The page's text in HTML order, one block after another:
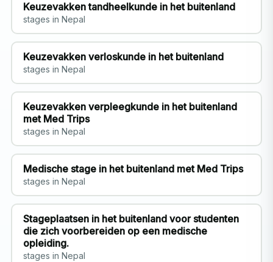
Keuzevakken tandheelkunde in het buitenland
stages in Nepal
Keuzevakken verloskunde in het buitenland
stages in Nepal
Keuzevakken verpleegkunde in het buitenland
met Med Trips
stages in Nepal
Medische stage in het buitenland met Med Trips
stages in Nepal
Stageplaatsen in het buitenland voor studenten
die zich voorbereiden op een medische
opleiding.
stages in Nepal